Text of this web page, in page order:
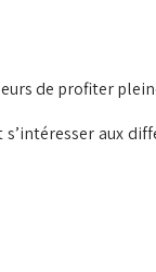
de profiter
aux